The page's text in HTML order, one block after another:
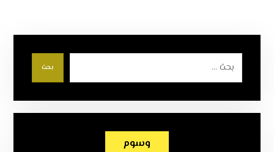
بحث
وسوم